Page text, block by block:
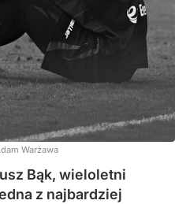
Warżawa
Bąk, wieloletni
z najbardziej